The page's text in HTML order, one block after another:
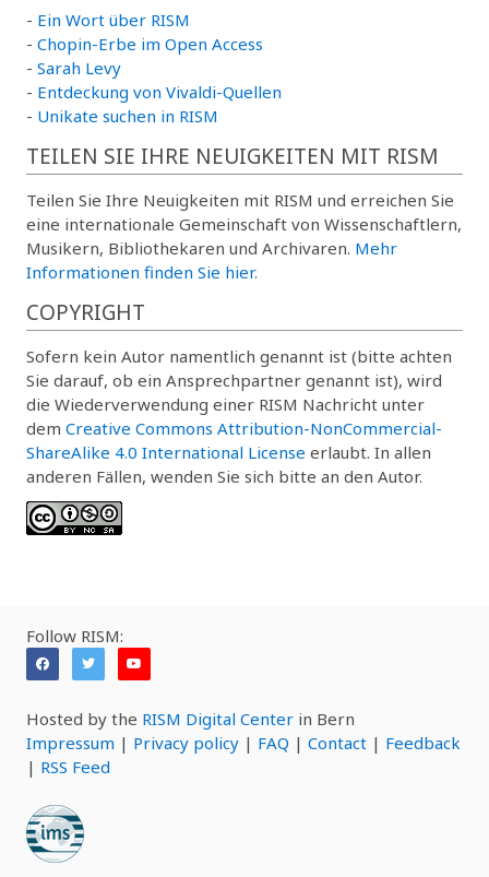
- Ein Wort über RISM
- Chopin-Erbe im Open Access
- Sarah Levy
- Entdeckung von Vivaldi-Quellen
- Unikate suchen in RISM
TEILEN SIE IHRE NEUIGKEITEN MIT RISM
Teilen Sie Ihre Neuigkeiten mit RISM und erreichen Sie
eine internationale Gemeinschaft von Wissenschaftlern,
Musikern, Bibliothekaren und Archivaren. Mehr
Informationen finden Sie hier.
COPYRIGHT
Sofern kein Autor namentlich genannt ist (bitte achten
Sie darauf, ob ein Ansprechpartner genannt ist), wird
die Wiederverwendung einer RISM Nachricht unter
dem Creative Commons Attribution-NonCommercial-
ShareAlike 4.0 International License erlaubt. In allen
anderen Fällen, wenden Sie sich bitte an den Autor.
Follow RISM:
Hosted by the RISM Digital Center in Bern
Impressum | Privacy policy | FAQ | Contact | Feedback
| RSS Feed